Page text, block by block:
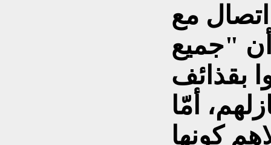
مع
"جميع
بقذائف
أمّا
كونها